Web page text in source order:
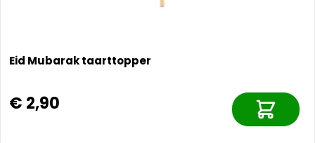
Eid Mubarak taarttopper
€ 2,90